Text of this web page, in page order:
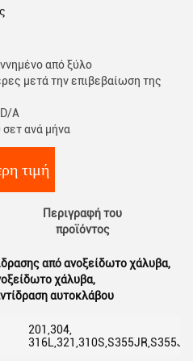
από ξύλο
μετά την επιβεβαίωση της
A
ανά μήνα
τιμή
Περιγραφή του
προϊόντος
από ανοξείδωτο χάλυβα,
χάλυβα,
αυτοκλάβου
201,304,